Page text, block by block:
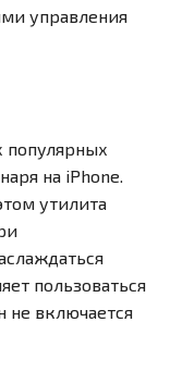
управления
популярных
на iPhone.
утилита
пользоваться
не включается